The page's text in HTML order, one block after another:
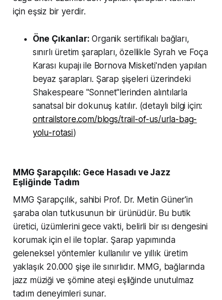
için eşsiz bir yerdir.
Öne Çıkanlar: Organik sertifikalı bağları,
sınırlı üretim şarapları, özellikle Syrah ve Foça
Karası kupajı ile Bornova Misketi'nden yapılan
beyaz şarapları. Şarap şişeleri üzerindeki
Shakespeare "Sonnet"lerinden alıntılarla
sanatsal bir dokunuş katılır. (detaylı bilgi için:
ontrailstore.com/blogs/trail-of-us/urla-bag-
yolu-rotasi)
MMG Şarapçılık: Gece Hasadı ve Jazz
Eşliğinde Tadım
MMG Şarapçılık, sahibi Prof. Dr. Metin Güner'in
şaraba olan tutkusunun bir ürünüdür. Bu butik
üretici, üzümlerini gece vakti, belirli bir ısı dengesini
korumak için el ile toplar. Şarap yapımında
geleneksel yöntemler kullanılır ve yıllık üretim
yaklaşık 20.000 şişe ile sınırlıdır. MMG, bağlarında
jazz müziği ve şömine ateşi eşliğinde unutulmaz
tadım deneyimleri sunar.